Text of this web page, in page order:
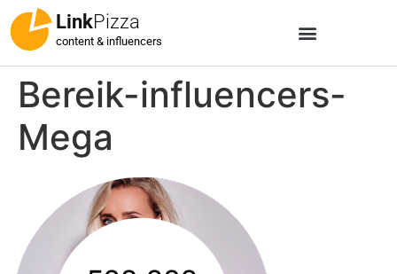
LinkPizza
content & influencers
Bereik-influencers-
Mega